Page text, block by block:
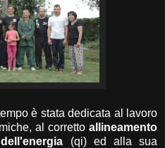
è stata dedicata al lavoro
al corretto allineamento
(qi) ed alla sua